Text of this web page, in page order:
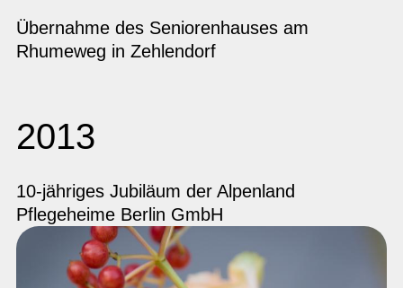
Übernahme des Seniorenhauses am
Rhumeweg in Zehlendorf
2013
10-jähriges Jubiläum der Alpenland
Pflegeheime Berlin GmbH